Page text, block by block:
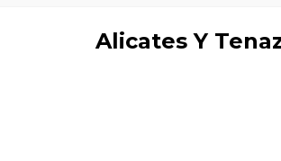
Alicates Y